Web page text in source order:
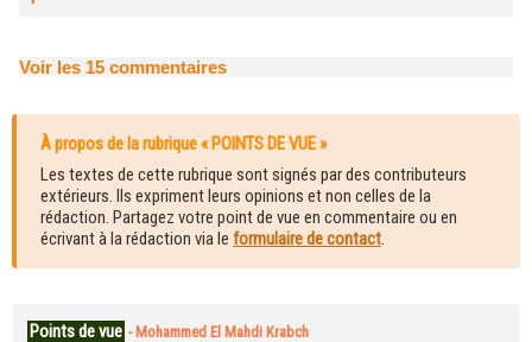
Voir les 15 commentaires
À propos de la rubrique « POINTS DE VUE »
Les textes de cette rubrique sont signés par des contributeurs
extérieurs. Ils expriment leurs opinions et non celles de la
rédaction. Partagez votre point de vue en commentaire ou en
écrivant à la rédaction via le formulaire de contact.
Points de vue - Mohammed El Mahdi Krabch